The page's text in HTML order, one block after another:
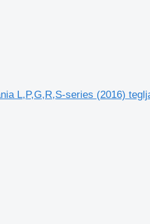
L,P,G,R,S-series (2016)